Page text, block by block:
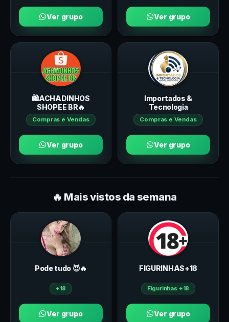
Ver grupo Ver grupo
🛍️ACHADINHOS
SHOPEE BR🔥
Compras e Vendas
Ver grupo
Importados &
Tecnologia
Compras e Vendas
Ver grupo
🔥 Mais vistos da semana
Pode tudo 😈🔥
+18
Ver grupo
FIGURINHAS+18
Figurinhas +18
Ver grupo